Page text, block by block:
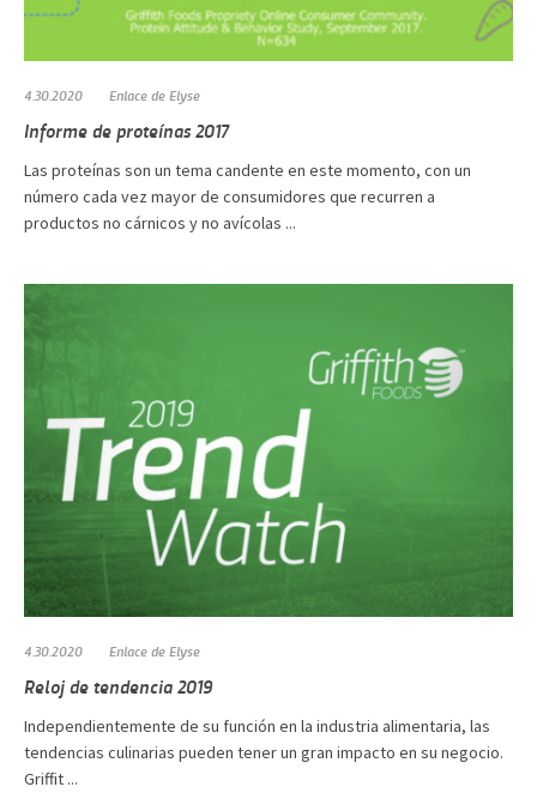
4.30.2020 Enlace de Elyse
Informe de proteínas 2017
Las proteínas son un tema candente en este momento, con un
número cada vez mayor de consumidores que recurren a
productos no cárnicos y no avícolas ...
4.30.2020 Enlace de Elyse
Reloj de tendencia 2019
Independientemente de su función en la industria alimentaria, las
tendencias culinarias pueden tener un gran impacto en su negocio.
Griffit ...